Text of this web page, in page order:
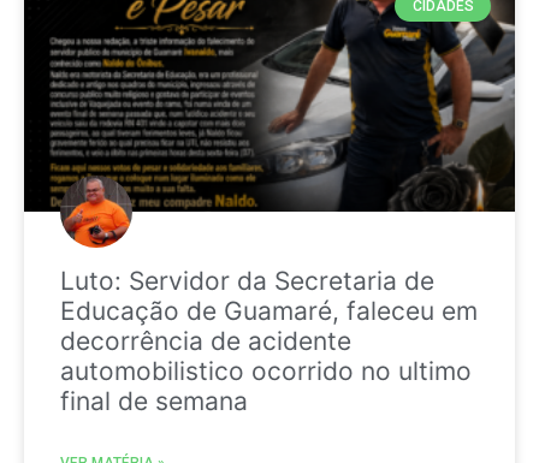
CIDADES
Luto: Servidor da Secretaria de
Educação de Guamaré, faleceu em
decorrência de acidente
automobilistico ocorrido no ultimo
final de semana